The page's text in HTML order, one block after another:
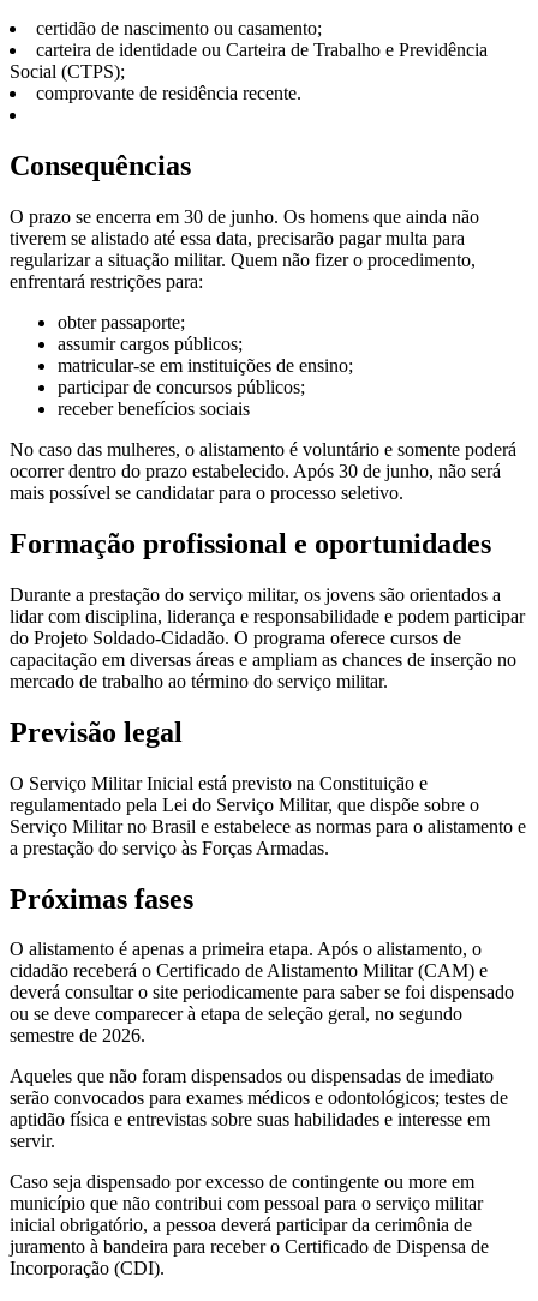
certidão de nascimento ou casamento;
carteira de identidade ou Carteira de Trabalho e Previdência
Social (CTPS);
comprovante de residência recente.
Consequências
O prazo se encerra em 30 de junho. Os homens que ainda não
tiverem se alistado até essa data, precisarão pagar multa para
regularizar a situação militar. Quem não fizer o procedimento,
enfrentará restrições para:
obter passaporte;
assumir cargos públicos;
matricular-se em instituições de ensino;
participar de concursos públicos;
receber benefícios sociais
No caso das mulheres, o alistamento é voluntário e somente poderá
ocorrer dentro do prazo estabelecido. Após 30 de junho, não será
mais possível se candidatar para o processo seletivo.
Formação profissional e oportunidades
Durante a prestação do serviço militar, os jovens são orientados a
lidar com disciplina, liderança e responsabilidade e podem participar
do Projeto Soldado-Cidadão. O programa oferece cursos de
capacitação em diversas áreas e ampliam as chances de inserção no
mercado de trabalho ao término do serviço militar.
Previsão legal
O Serviço Militar Inicial está previsto na Constituição e
regulamentado pela Lei do Serviço Militar, que dispõe sobre o
Serviço Militar no Brasil e estabelece as normas para o alistamento e
a prestação do serviço às Forças Armadas.
Próximas fases
O alistamento é apenas a primeira etapa. Após o alistamento, o
cidadão receberá o Certificado de Alistamento Militar (CAM) e
deverá consultar o site periodicamente para saber se foi dispensado
ou se deve comparecer à etapa de seleção geral, no segundo
semestre de 2026.
Aqueles que não foram dispensados ou dispensadas de imediato
serão convocados para exames médicos e odontológicos; testes de
aptidão física e entrevistas sobre suas habilidades e interesse em
servir.
Caso seja dispensado por excesso de contingente ou more em
município que não contribui com pessoal para o serviço militar
inicial obrigatório, a pessoa deverá participar da cerimônia de
juramento à bandeira para receber o Certificado de Dispensa de
Incorporação (CDI).